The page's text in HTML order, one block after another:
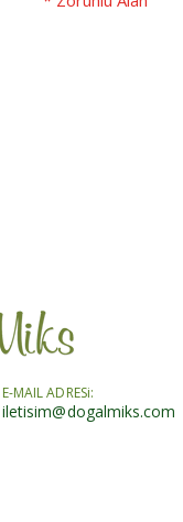
E-MAIL ADRESi:
iletisim@dogalmiks.com